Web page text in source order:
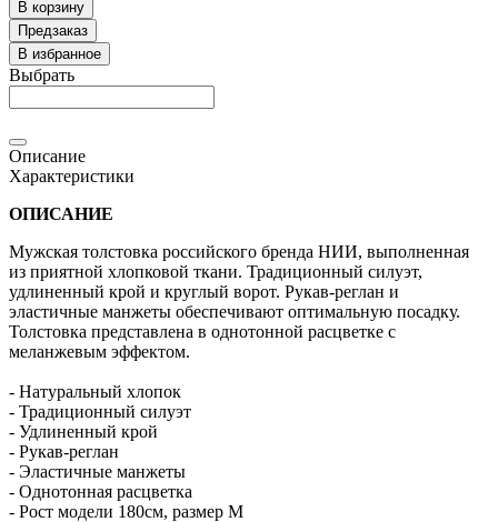
В корзину
Предзаказ
В избранное
Выбрать
Описание
Характеристики
ОПИСАНИЕ
Мужская толстовка российского бренда НИИ, выполненная
из приятной хлопковой ткани. Традиционный силуэт,
удлиненный крой и круглый ворот. Рукав-реглан и
эластичные манжеты обеспечивают оптимальную посадку.
Толстовка представлена в однотонной расцветке с
меланжевым эффектом.
- Натуральный хлопок
- Традиционный силуэт
- Удлиненный крой
- Рукав-реглан
- Эластичные манжеты
- Однотонная расцветка
- Рост модели 180см, размер М